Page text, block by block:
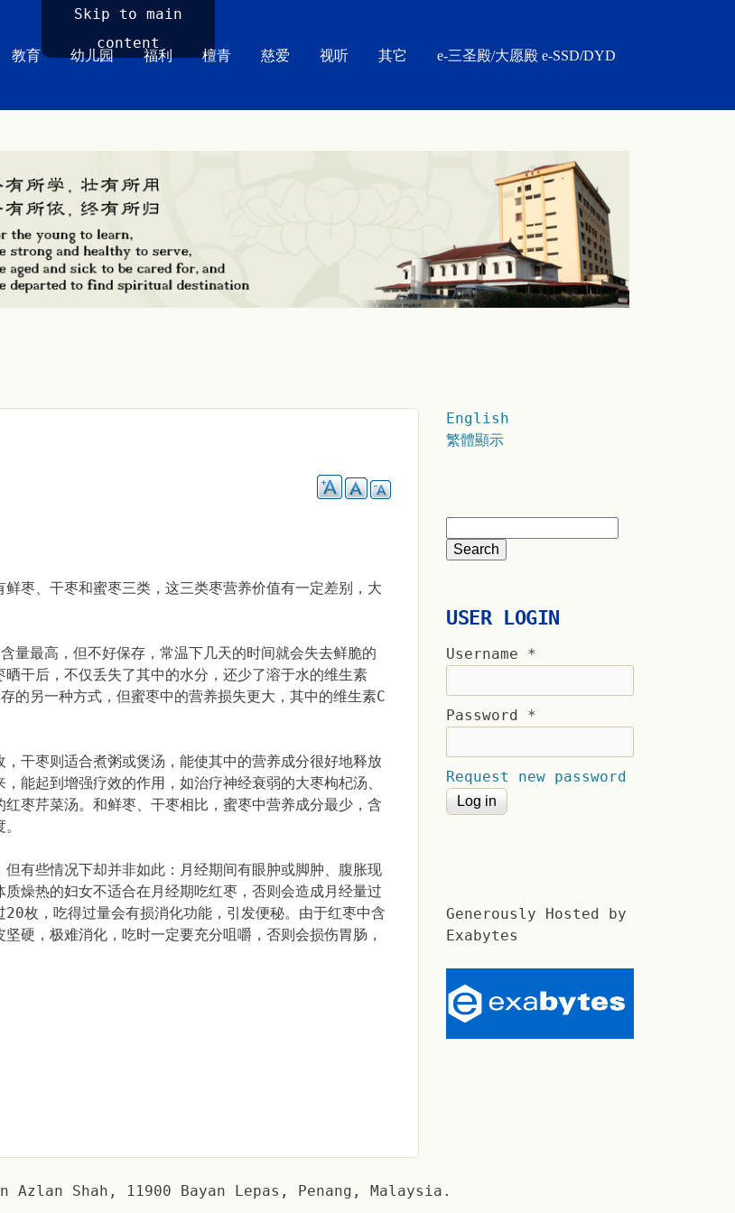
Skip to main
content
教育 幼儿园 福利 檀青 慈爱 视听 其它 e-三圣殿/大愿殿 e-SSD/DYD
枣、干枣和蜜枣三类，这三类枣营养价值有一定差别，大
最高，但不好保存，常温下几天的时间就会失去鲜脆的
干后，不仅丢失了其中的水分，还少了溶于水的维生素
的另一种方式，但蜜枣中的营养损失更大，其中的维生素C
干枣则适合煮粥或煲汤，能使其中的营养成分很好地释放
能起到增强疗效的作用，如治疗神经衰弱的大枣枸杞汤、
枣芹菜汤。和鲜枣、干枣相比，蜜枣中营养成分最少，含
些情况下却并非如此：月经期间有眼肿或脚肿、腹胀现
燥热的妇女不适合在月经期吃红枣，否则会造成月经量过
枚，吃得过量会有损消化功能，引发便秘。由于红枣中含
硬，极难消化，吃时一定要充分咀嚼，否则会损伤胃肠，
English
繁體顯示
USER LOGIN
Username *
Password *
Request new password
Generously Hosted by
Exabytes
Azlan Shah, 11900 Bayan Lepas, Penang, Malaysia.